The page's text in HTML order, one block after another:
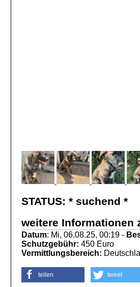
STATUS: * suchend *
weitere Informationen
Datum: Mi, 06.08.25, 00:19 -
Schutzgebühr: 450 Euro
Vermittlungsbereich:
teilen tweet